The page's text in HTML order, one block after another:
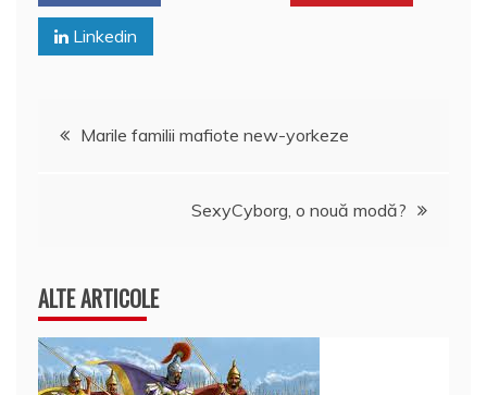
Linkedin
Navigare
Marile familii mafiote new-yorkeze
SexyCyborg, o nouă modă?
ALTE ARTICOLE